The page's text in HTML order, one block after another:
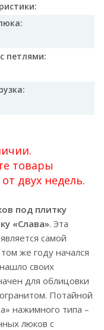
петлями:
товары
двух недель.
под плитку
«Слава». Эта
самой
же году начался
своих
для облицовки
Потайной
нажимного типа –
люков с